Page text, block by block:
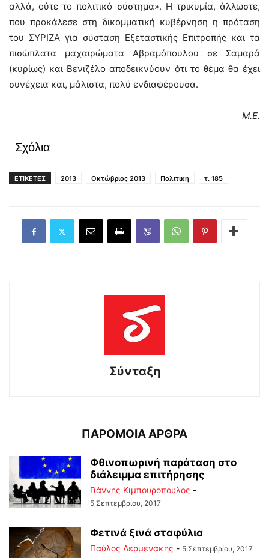
αλλά, ούτε το πολιτικό σύστημα». Η τρικυμία, άλλωστε,
που προκάλεσε στη δικομματική κυβέρνηση η πρόταση
του ΣΥΡΙΖΑ για σύσταση Εξεταστικής Επιτροπής και τα
πισώπλατα μαχαιρώματα Αβραμόπουλου σε Σαμαρά
(κυρίως) και Βενιζέλο αποδεικνύουν ότι το θέμα θα έχει
συνέχεια και, μάλιστα, πολύ ενδιαφέρουσα.
Μ.Ε.
Σχόλια
ΕΤΙΚΕΤΕΣ 2013 Οκτώβριος 2013 Πολιτικη τ. 185
Σύνταξη
ΠΑΡΟΜΟΙΑ ΑΡΘΡΑ
Φθινοπωρινή παράταση στο
διάλειμμα επιτήρησης
Γιάννης Κιμπουρόπουλος -
5 Σεπτεμβρίου, 2017
Φετινά ξινά σταφύλια
Παύλος Δερμενάκης - 5 Σεπτεμβρίου, 2017